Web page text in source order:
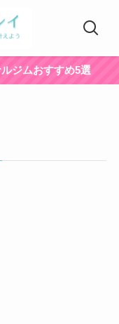
ジムおすすめ5選